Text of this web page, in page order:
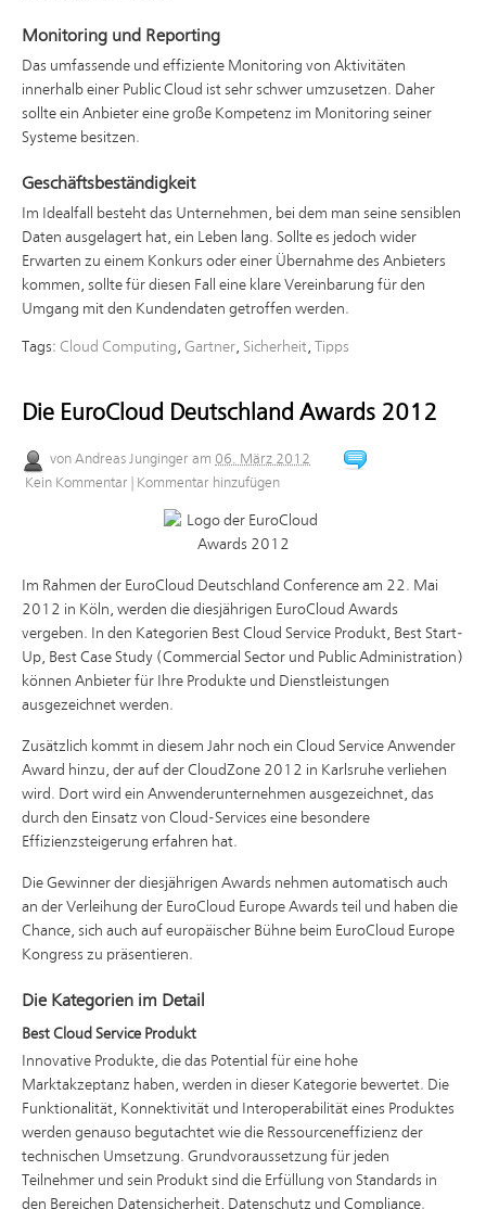
Monitoring und Reporting
Das umfassende und effiziente Monitoring von Aktivitäten
innerhalb einer Public Cloud ist sehr schwer umzusetzen. Daher
sollte ein Anbieter eine große Kompetenz im Monitoring seiner
Systeme besitzen.
Geschäftsbeständigkeit
Im Idealfall besteht das Unternehmen, bei dem man seine sensiblen
Daten ausgelagert hat, ein Leben lang. Sollte es jedoch wider
Erwarten zu einem Konkurs oder einer Übernahme des Anbieters
kommen, sollte für diesen Fall eine klare Vereinbarung für den
Umgang mit den Kundendaten getroffen werden.
Tags: Cloud Computing, Gartner, Sicherheit, Tipps
Die EuroCloud Deutschland Awards 2012
von Andreas Junginger am 06. März 2012
Kein Kommentar
Kommentar hinzufügen
Im Rahmen der EuroCloud Deutschland Conference am 22. Mai
2012 in Köln, werden die diesjährigen EuroCloud Awards
vergeben. In den Kategorien Best Cloud Service Produkt, Best Start-
Up, Best Case Study (Commercial Sector und Public Administration)
können Anbieter für Ihre Produkte und Dienstleistungen
ausgezeichnet werden.
Zusätzlich kommt in diesem Jahr noch ein Cloud Service Anwender
Award hinzu, der auf der CloudZone 2012 in Karlsruhe verliehen
wird. Dort wird ein Anwenderunternehmen ausgezeichnet, das
durch den Einsatz von Cloud-Services eine besondere
Effizienzsteigerung erfahren hat.
Die Gewinner der diesjährigen Awards nehmen automatisch auch
an der Verleihung der EuroCloud Europe Awards teil und haben die
Chance, sich auch auf europäischer Bühne beim EuroCloud Europe
Kongress zu präsentieren.
Die Kategorien im Detail
Best Cloud Service Produkt
Innovative Produkte, die das Potential für eine hohe
Marktakzeptanz haben, werden in dieser Kategorie bewertet. Die
Funktionalität, Konnektivität und Interoperabilität eines Produktes
werden genauso begutachtet wie die Ressourceneffizienz der
technischen Umsetzung. Grundvoraussetzung für jeden
Teilnehmer und sein Produkt sind die Erfüllung von Standards in
den Bereichen Datensicherheit, Datenschutz und Compliance.